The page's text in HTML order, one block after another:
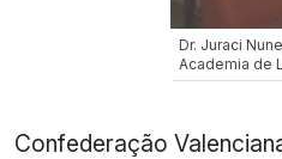
Dr. Juraci
Academia de
Confederação